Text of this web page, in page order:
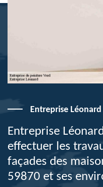
Entreprise Léonard
Entreprise
effectuer les
façades des
59870 et ses